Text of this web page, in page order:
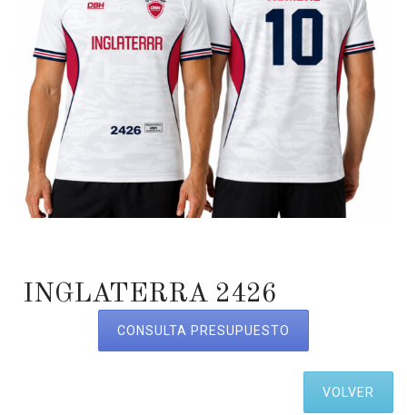
INGLATERRA 2426
CONSULTA PRESUPUESTO
VOLVER